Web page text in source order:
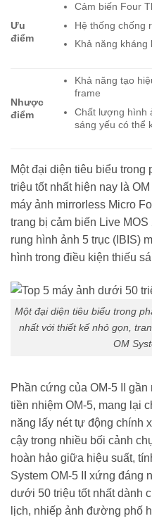
Ưu
điểm
Cảm biến Four
Hệ thống chống
Khả năng kháng
Nhược
điểm
Khả năng tạo
frame
Chất lượng hình
sáng yếu có thể
Một đại diện tiêu biểu
triệu tốt nhất hiện nay là
máy ảnh mirrorless Micro
trang bị cảm biến Live
rung hình ảnh 5 trục (IBIS)
hình trong điều kiện thiếu
Một đại diện tiêu biểu trong
nhất với thiết kế nhỏ gọn,
OM
Phần cứng của OM-5 II
tiền nhiệm OM-5, mang lại
năng lấy nét tự động chính
cậy trong nhiều bối cảnh
hoàn hảo giữa hiệu suất,
System OM-5 II xứng đáng
dưới 50 triệu tốt nhất dành
lịch, nhiếp ảnh đường phố